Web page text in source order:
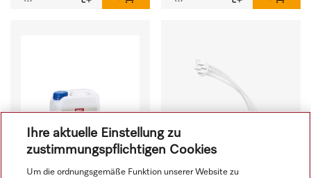
Ihre aktuelle Einstellung zu
zustimmungspflichtigen Cookies
Um die ordnungsgemäße Funktion unserer Website zu